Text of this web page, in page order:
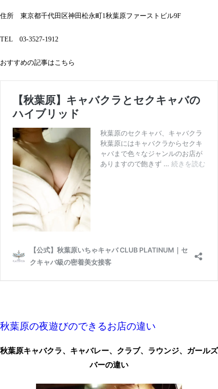
住所 東京都千代田区神田松永町1秋葉原ファーストビル9F
TEL 03-3527-1912
おすすめの記事はこちら
秋葉原の夜遊びのできるお店の違い
秋葉原キャバクラ、キャバレー、クラブ、ラウンジ、ガールズ
バーの違い